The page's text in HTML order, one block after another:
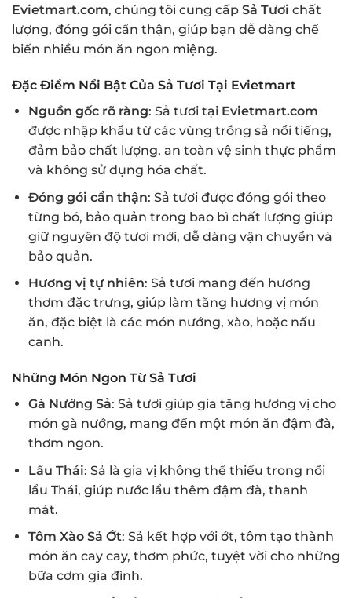
Evietmart.com, chúng tôi cung cấp Sả Tươi chất
lượng, đóng gói cẩn thận, giúp bạn dễ dàng chế
biến nhiều món ăn ngon miệng.
Đặc Điểm Nổi Bật Của Sả Tươi Tại Evietmart
Nguồn gốc rõ ràng: Sả tươi tại Evietmart.com
được nhập khẩu từ các vùng trồng sả nổi tiếng,
đảm bảo chất lượng, an toàn vệ sinh thực phẩm
và không sử dụng hóa chất.
Đóng gói cẩn thận: Sả tươi được đóng gói theo
từng bó, bảo quản trong bao bì chất lượng giúp
giữ nguyên độ tươi mới, dễ dàng vận chuyển và
bảo quản.
Hương vị tự nhiên: Sả tươi mang đến hương
thơm đặc trưng, giúp làm tăng hương vị món
ăn, đặc biệt là các món nướng, xào, hoặc nấu
canh.
Những Món Ngon Từ Sả Tươi
Gà Nướng Sả: Sả tươi giúp gia tăng hương vị cho
món gà nướng, mang đến một món ăn đậm đà,
thơm ngon.
Lẩu Thái: Sả là gia vị không thể thiếu trong nồi
lẩu Thái, giúp nước lẩu thêm đậm đà, thanh
mát.
Tôm Xào Sả Ớt: Sả kết hợp với ớt, tôm tạo thành
món ăn cay cay, thơm phức, tuyệt vời cho những
bữa cơm gia đình.